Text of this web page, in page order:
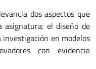
dos aspectos que
el diseño de
en modelos
con evidencia